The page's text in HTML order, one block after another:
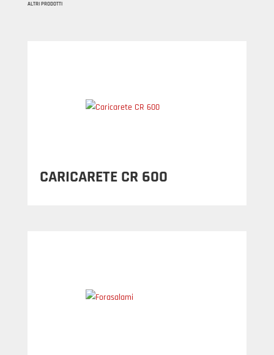
ALTRI PRODOTTI
CARICARETE CR 600